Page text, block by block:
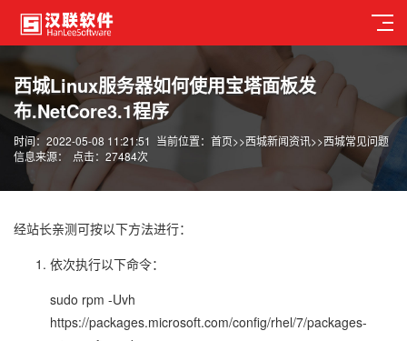
西城Linux服务器如何使用宝塔面板发
布.NetCore3.1程序
当前位置： 首页>>西城新闻资讯>>西城常见问题
时间：2022-05-08 11:21:51
信息来源：
点击：27484次
经站长亲测可按以下方法进行：
依次执行以下命令：
sudo rpm -Uvh
https://packages.microsoft.com/config/rhel/7/packages-